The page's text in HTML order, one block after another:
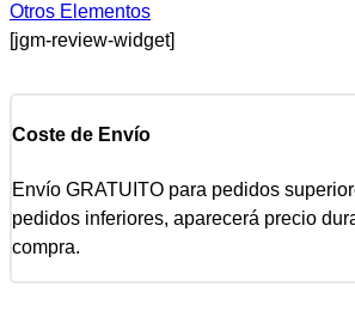
Otros Elementos
[jgm-review-widget]
Coste de Envío
Envío GRATUITO para pedidos
pedidos inferiores, aparecerá precio
compra.